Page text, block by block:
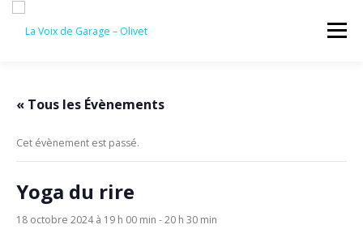
contenu
Menu
CONTACTEZ-NOUS
« Tous les Évènements
Cet évènement est passé.
Yoga du rire
18 octobre 2024 à 19 h 00 min -20 h 30 min